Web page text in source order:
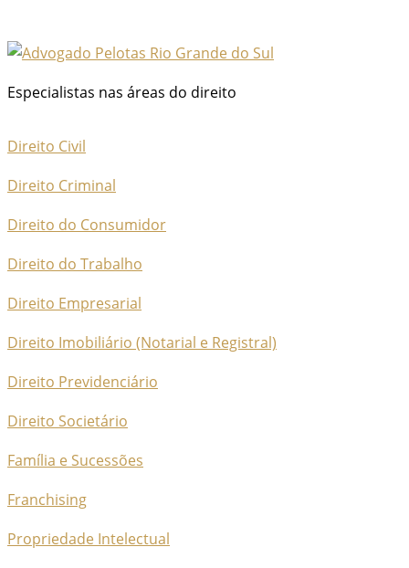
Especialistas nas áreas do direito
Direito Civil
Direito Criminal
Direito do Consumidor
Direito do Trabalho
Direito Empresarial
Direito Imobiliário (Notarial e Registral)
Direito Previdenciário
Direito Societário
Família e Sucessões
Franchising
Propriedade Intelectual